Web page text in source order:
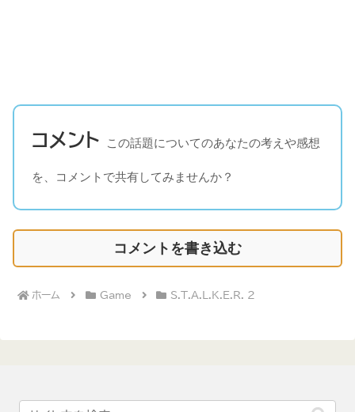
コメント この話題についてのあなたの考えや感想
を、コメントで共有してみませんか？
コメントを書き込む
ホーム Game S.T.A.L.K.E.R. 2